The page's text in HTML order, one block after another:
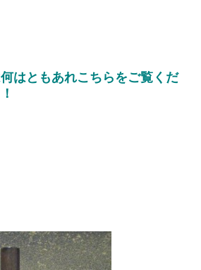
はともあれこちらをご覧くだ